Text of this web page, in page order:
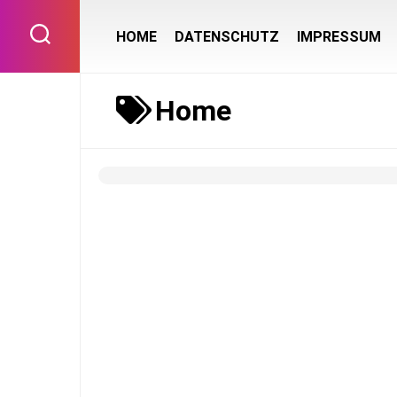
content
HOME DATENSCHUTZ IMPRESSUM
Home